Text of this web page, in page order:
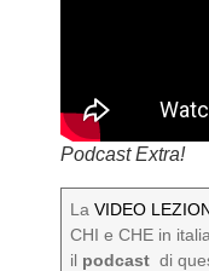
Podcast Extra!
LaVIDEO
CHI e CHE in
il podcast di